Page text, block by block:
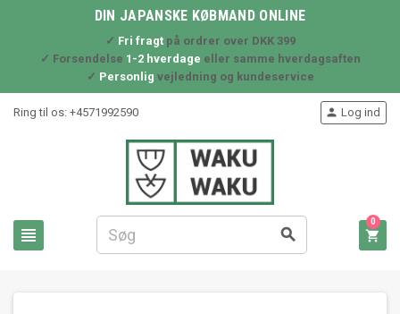
DIN JAPANSKE KØBMAND ONLINE
✓ Fri fragtpå ordrer over DKK 399
✓ Forsendelse 1-2 hverdage eller samme hverdagsaften
✓ Personlig vejledning og kundeservice
Ring til os: +4571992590
 
 Log ind

0